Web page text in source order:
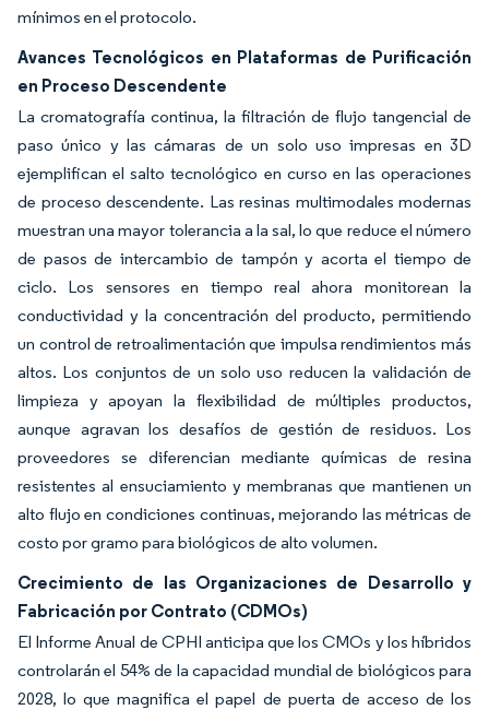
mínimos en el protocolo.
Avances Tecnológicos en Plataformas de Purificación
en Proceso Descendente
La cromatografía continua, la filtración de flujo tangencial de
paso único y las cámaras de un solo uso impresas en 3D
ejemplifican el salto tecnológico en curso en las operaciones
de proceso descendente. Las resinas multimodales modernas
muestran una mayor tolerancia a la sal, lo que reduce el número
de pasos de intercambio de tampón y acorta el tiempo de
ciclo. Los sensores en tiempo real ahora monitorean la
conductividad y la concentración del producto, permitiendo
un control de retroalimentación que impulsa rendimientos más
altos. Los conjuntos de un solo uso reducen la validación de
limpieza y apoyan la flexibilidad de múltiples productos,
aunque agravan los desafíos de gestión de residuos. Los
proveedores se diferencian mediante químicas de resina
resistentes al ensuciamiento y membranas que mantienen un
alto flujo en condiciones continuas, mejorando las métricas de
costo por gramo para biológicos de alto volumen.
Crecimiento de las Organizaciones de Desarrollo y
Fabricación por Contrato (CDMOs)
El Informe Anual de CPHI anticipa que los CMOs y los híbridos
controlarán el 54% de la capacidad mundial de biológicos para
2028, lo que magnifica el papel de puerta de acceso de los